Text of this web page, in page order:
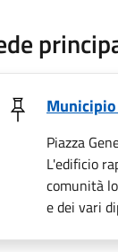
Piazza
L'edificio
comunità
e dei vari